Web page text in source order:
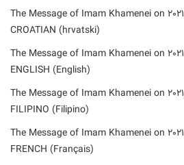
– The Message of Imam Khamenei on
CROATIAN (hrvatski)
– The Message of Imam Khamenei on
ENGLISH (English)
– The Message of Imam Khamenei on
FILIPINO (Filipino)
– The Message of Imam Khamenei on
FRENCH (Français)